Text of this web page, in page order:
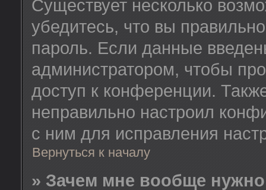
Существует несколько
убедитесь, что вы
пароль. Если данные
администратором, чтобы
доступ к конференции.
неправильно настроил
с ним для исправления
Вернуться к началу
» Зачем мне вообще нужно